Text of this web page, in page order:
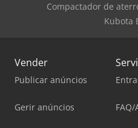
Compactador de
Kubota
Vender
Publicar anúncios
Gerir anúncios